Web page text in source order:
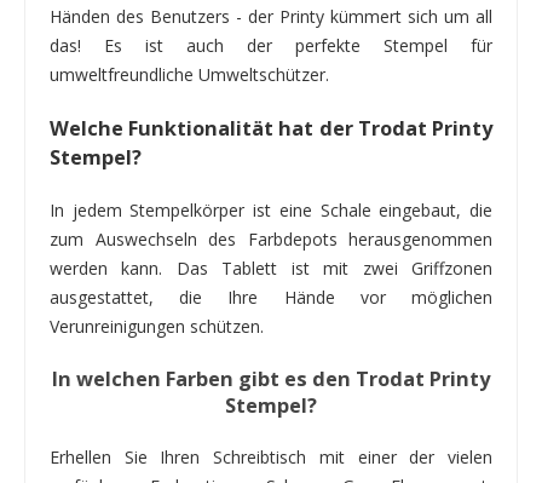
Händen des Benutzers - der Printy kümmert sich um all
das! Es ist auch der perfekte Stempel für
umweltfreundliche Umweltschützer.
Welche Funktionalität hat der Trodat Printy
Stempel?
In jedem Stempelkörper ist eine Schale eingebaut, die
zum Auswechseln des Farbdepots herausgenommen
werden kann. Das Tablett ist mit zwei Griffzonen
ausgestattet, die Ihre Hände vor möglichen
Verunreinigungen schützen.
In welchen Farben gibt es den Trodat Printy
Stempel?
Erhellen Sie Ihren Schreibtisch mit einer der vielen